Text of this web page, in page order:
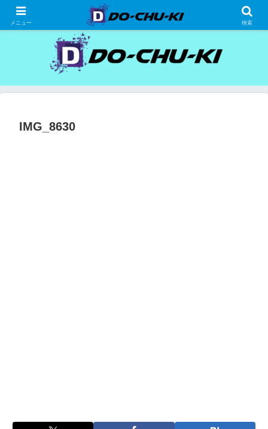
高級ホテルの格安宿泊研究、宿泊記
IMG_8630
メニュー 検索